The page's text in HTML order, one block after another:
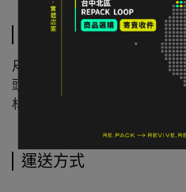
規格說明
尺寸：F（Free Size）
頭圍：可調式
材質：60% Cotton / 40% Polyester
運送方式